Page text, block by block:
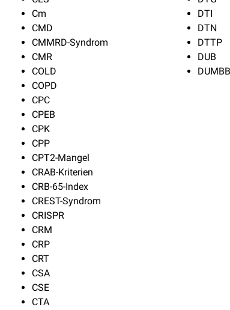
Cm
CMD
CMMRD-Syndrom
CMR
COLD
COPD
CPC
CPEB
CPK
CPP
CPT2-Mangel
CRAB-Kriterien
CRB-65-Index
CREST-Syndrom
CRISPR
CRM
CRP
CRT
CSA
CSE
CTA
DTI
DTN
DTTP
DUB